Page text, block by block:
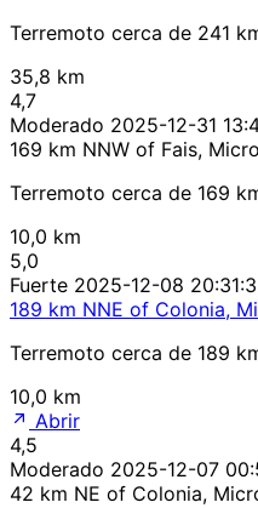
Terremoto cerca de 241
35,8 km
4,7
Moderado 2025-12-31
169 km NNW of Fais,
Terremoto cerca de 169
10,0 km
5,0
Fuerte 2025-12-08
189 km NNE of Colonia,
Terremoto cerca de 189
10,0 km
Abrir
4,5
Moderado 2025-12-07
42 km NE of Colonia,